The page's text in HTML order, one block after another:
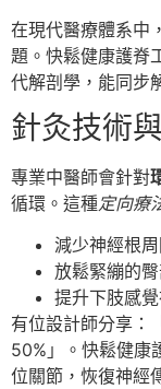
在現代醫療體系中
題。快鬆健康護脊
代解剖學，能同步
針灸技術
專業中醫師會針對
循環。這種定向療
減少神經根
放鬆緊繃的
提升下肢感
有位設計師分享：
50%」。快鬆健康
位關節，恢復神經